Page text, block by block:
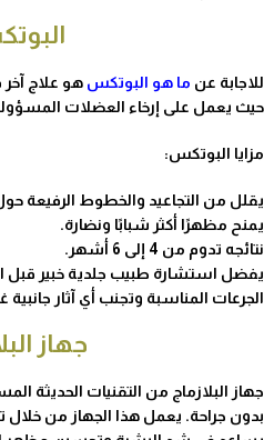
للاجابة عن ما هو البوتكس هو علاج آخر
حيث يعمل على إرخاء العضلات
مزايا البوتكس:
يقلل من التجاعيد والخطوط الرفيعة
يمنح مظهرًا أكثر شبابًا ونضارة.
نتائجه تدوم من 4 إلى 6 أشهر.
يفضل استشارة طبيب جلدية خبير
الجرعات المناسبة وتجنب أي آثار جانبية
جهاز
جهاز البلازماج من التقنيات الحديثة
بدون جراحة. يعمل هذا الجهاز من خلال